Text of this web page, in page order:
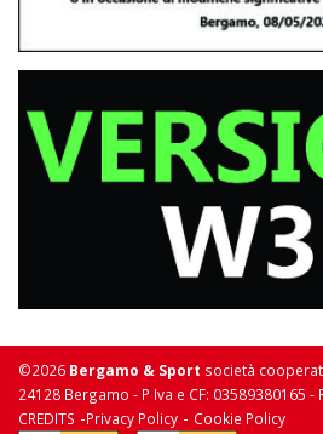
©2026 Bergamo & Sport società
24128 Bergamo - P Iva e CF: 03589380165
CREDITS -Privacy Policy - Cookie Policy